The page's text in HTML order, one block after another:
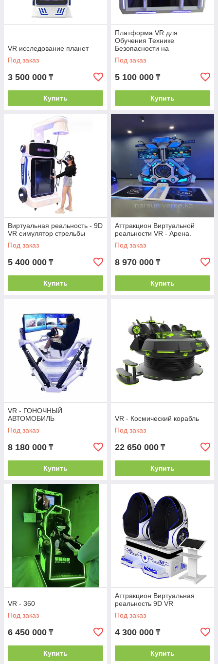
VR исследование планет
Под заказ
3 500 000 ₸
Купить
Платформа VR для
Обучения Технике
Безопасности на
Строительных Площадках
Под заказ
5 100 000 ₸
Купить
Виртуальная реальность - 9D
VR симулятор стрельбы
Под заказ
5 400 000 ₸
Купить
Аттракцион Виртуальной
реальности VR - Арена.
Под заказ
8 970 000 ₸
Купить
VR - ГОНОЧНЫЙ
АВТОМОБИЛЬ
Под заказ
8 180 000 ₸
Купить
VR - Космический корабль
Под заказ
22 650 000 ₸
Купить
VR - 360
Под заказ
6 450 000 ₸
Купить
Аттракцион Виртуальная
реальность 9D VR
Под заказ
4 300 000 ₸
Купить